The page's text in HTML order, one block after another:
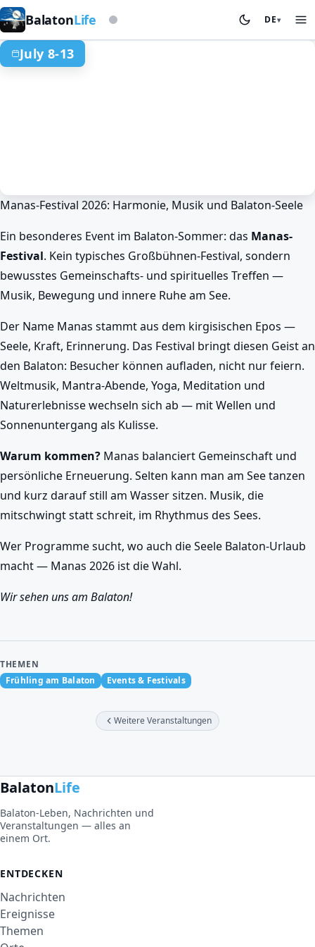
BalatonLife Auf Basis der Sturmwarnleuchte
DE▾
July 8-13
Unverzichtbares Manas-Festival am
Balaton!
Jul 8. 12:00 – Jul 13. 12:00
Manas-Festival 2026: Harmonie, Musik und Balaton-Seele
Ein besonderes Event im Balaton-Sommer: das Manas-
Festival. Kein typisches Großbühnen-Festival, sondern
bewusstes Gemeinschafts- und spirituelles Treffen —
Musik, Bewegung und innere Ruhe am See.
Der Name Manas stammt aus dem kirgisischen Epos —
Seele, Kraft, Erinnerung. Das Festival bringt diesen Geist an
den Balaton: Besucher können aufladen, nicht nur feiern.
Weltmusik, Mantra-Abende, Yoga, Meditation und
Naturerlebnisse wechseln sich ab — mit Wellen und
Sonnenuntergang als Kulisse.
Warum kommen? Manas balanciert Gemeinschaft und
persönliche Erneuerung. Selten kann man am See tanzen
und kurz darauf still am Wasser sitzen. Musik, die
mitschwingt statt schreit, im Rhythmus des Sees.
Wer Programme sucht, wo auch die Seele Balaton-Urlaub
macht — Manas 2026 ist die Wahl.
Wir sehen uns am Balaton!
THEMEN
Frühling am Balaton
Events & Festivals
Weitere Veranstaltungen
BalatonLife
Balaton-Leben, Nachrichten und
Veranstaltungen — alles an
einem Ort.
ENTDECKEN
Nachrichten
Ereignisse
Themen